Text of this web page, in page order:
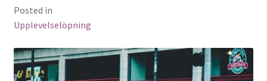
Posted in
Upplevelselöpning